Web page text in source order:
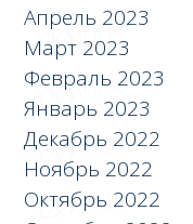
Апрель 2023
Март 2023
Февраль 2023
Январь 2023
Декабрь 2022
Ноябрь 2022
Октябрь 2022